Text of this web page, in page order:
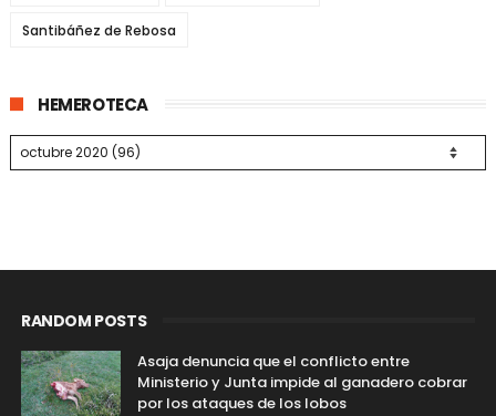
Santibáñez de Rebosa
HEMEROTECA
RANDOM POSTS
Asaja denuncia que el conflicto entre
Ministerio y Junta impide al ganadero cobrar
por los ataques de los lobos